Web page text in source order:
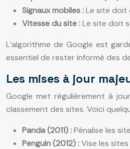
Signaux mobiles :Le site doit
Vitesse du site :Le site doit
L’algorithme de Google est
essentiel de rester informé des
Les mises à jour
Google met régulièrement à
classement des sites. Voici
Panda (2011) :Pénalise les
Penguin (2012) :Vise les